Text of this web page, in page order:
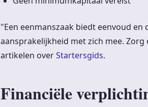
"Een eenmanszaak biedt eenvoud
aansprakelijkheid met zich mee.
artikelen overStartersgids.
Financiële